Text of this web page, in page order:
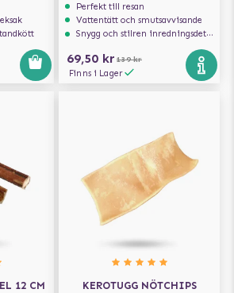
Perfekt till resan
Vattentätt och smutsavvisande
Snygg och stilren inredningsdetalj
69,50 kr 139 kr
Finns i Lager
12 CM
KEROTUGG NÖTCHIPS